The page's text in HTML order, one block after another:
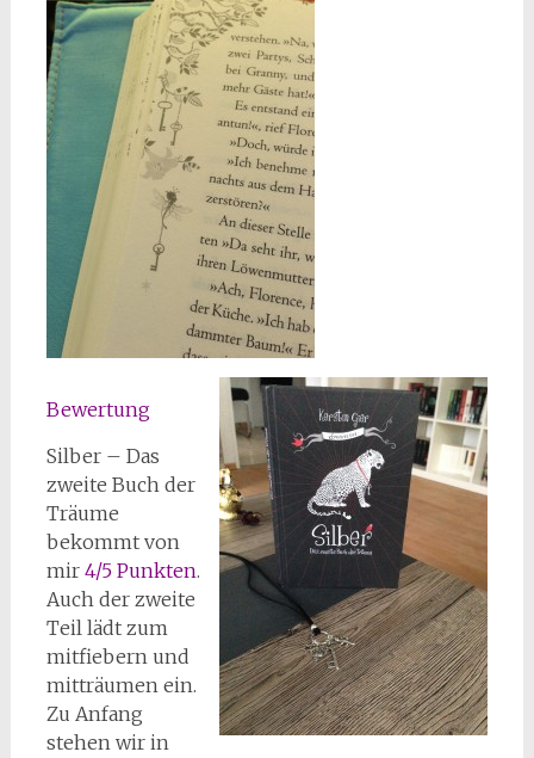
Bewertung
Silber – Das
zweite Buch der
Träume
bekommt von
mir 4/5 Punkten.
Auch der zweite
Teil lädt zum
mitfiebern und
mitträumen ein.
Zu Anfang
stehen wir in